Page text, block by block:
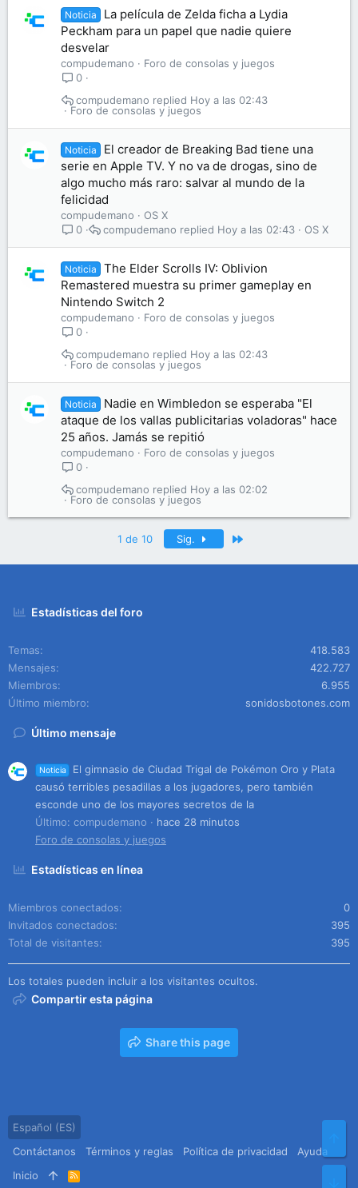
Noticia
La película de Zelda ficha a Lydia
Peckham para un papel que nadie quiere
desvelar
compudemano
Foro de consolas y juegos
0
Foro de consolas y juegos
Hoy a las 02:43
compudemano
Noticia
El creador de Breaking Bad tiene una
serie en Apple TV. Y no va de drogas, sino de
algo mucho más raro: salvar al mundo de la
felicidad
compudemano
OS X
0
OS X
Hoy a las 02:43
compudemano
Noticia
The Elder Scrolls IV: Oblivion
Remastered muestra su primer gameplay en
Nintendo Switch 2
compudemano
Foro de consolas y juegos
0
Foro de consolas y juegos
Hoy a las 02:43
compudemano
Noticia
Nadie en Wimbledon se esperaba "El
ataque de los vallas publicitarias voladoras" hace
25 años. Jamás se repitió
compudemano
Foro de consolas y juegos
0
Foro de consolas y juegos
Hoy a las 02:02
compudemano
1 de 10 Sig.
Estadísticas del foro
Temas
418.583
Mensajes
422.727
Miembros
6.955
Último miembro
sonidosbotones.com
Último mensaje
Noticia
El gimnasio de Ciudad Trigal de Pokémon Oro y Plata
causó terribles pesadillas a los jugadores, pero también
esconde uno de los mayores secretos de la
Último: compudemano
hace 28 minutos
Foro de consolas y juegos
Estadísticas en línea
Miembros conectados
0
Invitados conectados
395
Total de visitantes
395
Los totales pueden incluir a los visitantes ocultos.
Compartir esta página
Share this page
Español (ES)
Contáctanos
Términos y reglas Política de privacidad
Ayuda
Inicio
R
S